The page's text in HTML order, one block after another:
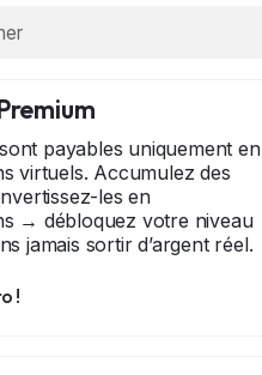
payables uniquement en
virtuels. Accumulez des
les en
→ débloquez votre niveau
jamais sortir d’argent réel.
!